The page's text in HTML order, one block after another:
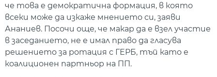
че това е демократична формация, в която
всеки може да изкаже мнението си, заяви
Ананиев. Посочи още, че макар да е взел участие
в заседанието, не е имал право да гласува
решението за ротация с ГЕРБ, тъй като е
коалиционен партньор на ПП.